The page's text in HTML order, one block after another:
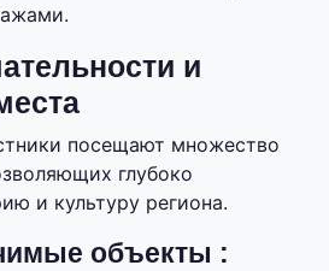
и
посещают множество
глубоко
и культуру региона.
объекты :